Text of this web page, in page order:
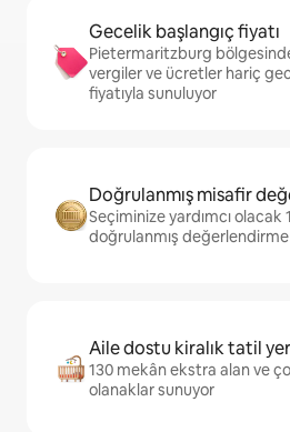
Gecelik başlangıç fiyatı
Pietermaritzburg
vergiler ve ücretler hariç
fiyatıyla sunuluyor
Doğrulanmış misafir
Seçiminize yardımcı olacak
doğrulanmış değerlendirme
Aile dostu kiralık tatil
130 mekân ekstra alan ve
olanaklar sunuyor